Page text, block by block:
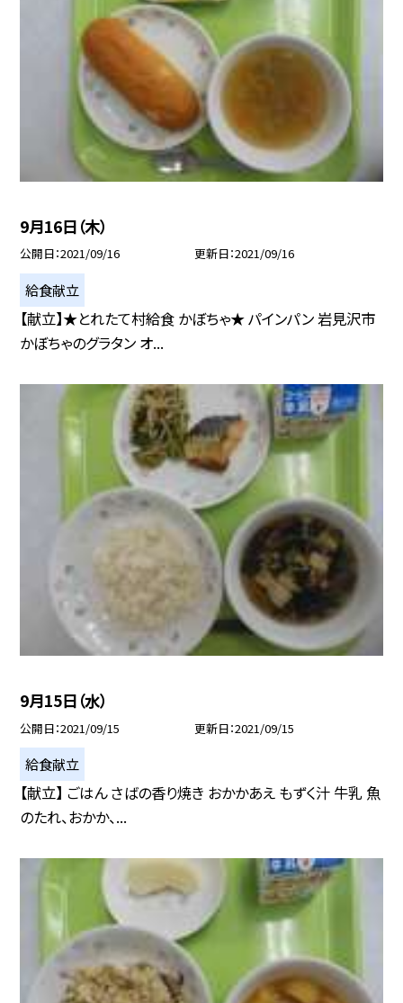
9月16日（木）
公開日 2021/09/16 更新日 2021/09/16
給食献立
【献立】★とれたて村給食 かぼちゃ★ パインパン 岩見沢市
かぼちゃのグラタン オ...
9月15日（水）
公開日 2021/09/15 更新日 2021/09/15
給食献立
【献立】 ごはん さばの香り焼き おかかあえ もずく汁 牛乳 魚
のたれ、おかか、...